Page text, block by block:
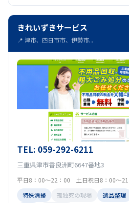
きれいずきサービス
📍 津市、四日市市、伊勢市...
TEL: 059-292-6211
三重県津市香良洲町6647番地3
平日8：00～22：00 土日祝日8：00～
特殊清掃
孤独死の現場 遺品整理